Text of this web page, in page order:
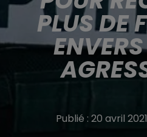
PLUS DE
Publié : 20 avril